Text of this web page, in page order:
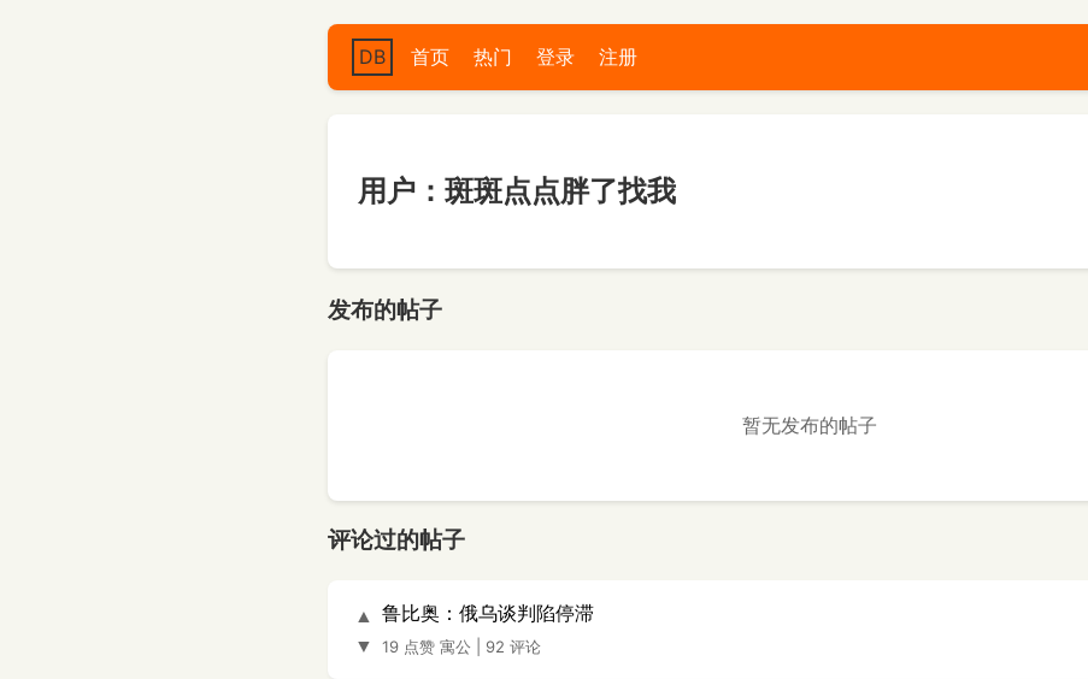
DB 首页 热门 登录 注册
用户：斑斑点点胖了找我
发布的帖子
暂无发布的帖子
评论过的帖子
▲
▼
鲁比奥：俄乌谈判陷停滞
19 点赞 寓公 92 评论